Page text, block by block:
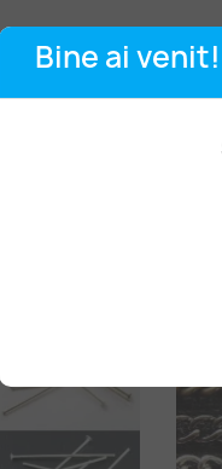
Bine ai venit!
cumpărat